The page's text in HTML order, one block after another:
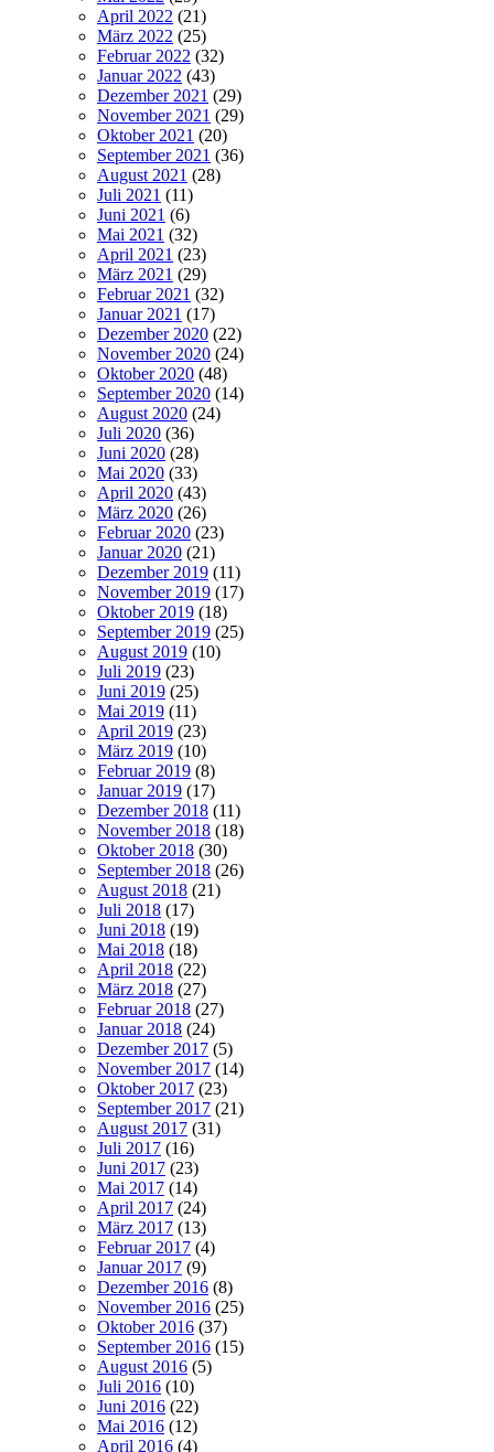
April 2022 (21)
März 2022 (25)
Februar 2022 (32)
Januar 2022 (43)
Dezember 2021 (29)
November 2021 (29)
Oktober 2021 (20)
September 2021 (36)
August 2021 (28)
Juli 2021 (11)
Juni 2021 (6)
Mai 2021 (32)
April 2021 (23)
März 2021 (29)
Februar 2021 (32)
Januar 2021 (17)
Dezember 2020 (22)
November 2020 (24)
Oktober 2020 (48)
September 2020 (14)
August 2020 (24)
Juli 2020 (36)
Juni 2020 (28)
Mai 2020 (33)
April 2020 (43)
März 2020 (26)
Februar 2020 (23)
Januar 2020 (21)
Dezember 2019 (11)
November 2019 (17)
Oktober 2019 (18)
September 2019 (25)
August 2019 (10)
Juli 2019 (23)
Juni 2019 (25)
Mai 2019 (11)
April 2019 (23)
März 2019 (10)
Februar 2019 (8)
Januar 2019 (17)
Dezember 2018 (11)
November 2018 (18)
Oktober 2018 (30)
September 2018 (26)
August 2018 (21)
Juli 2018 (17)
Juni 2018 (19)
Mai 2018 (18)
April 2018 (22)
März 2018 (27)
Februar 2018 (27)
Januar 2018 (24)
Dezember 2017 (5)
November 2017 (14)
Oktober 2017 (23)
September 2017 (21)
August 2017 (31)
Juli 2017 (16)
Juni 2017 (23)
Mai 2017 (14)
April 2017 (24)
März 2017 (13)
Februar 2017 (4)
Januar 2017 (9)
Dezember 2016 (8)
November 2016 (25)
Oktober 2016 (37)
September 2016 (15)
August 2016 (5)
Juli 2016 (10)
Juni 2016 (22)
Mai 2016 (12)
April 2016 (4)